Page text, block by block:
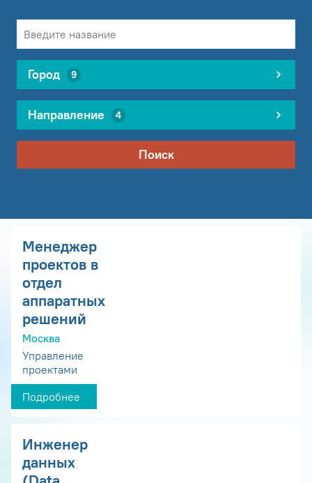
Город 9
Направление 4
Поиск
Менеджер
проектов в
отдел
аппаратных
решений
Москва
Управление
проектами
Подробнее
Инженер
данных